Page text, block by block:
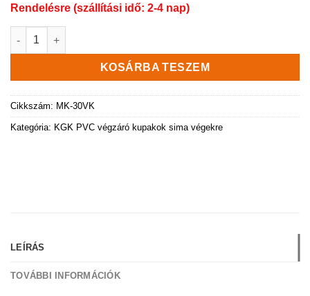
Rendelésre (szállítási idő: 2-4 nap)
KGK PVC Véglezáró kupak KGK-315 mennyiség
KOSÁRBA TESZEM
Cikkszám: MK-30VK
Kategória: KGK PVC végzáró kupakok sima végekre
LEÍRÁS
TOVÁBBI INFORMÁCIÓK